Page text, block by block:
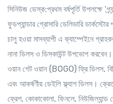
সিনিউজ ডেস্ক:প্রথম বর্ষপূর্তি উপলক্ষে
ফুডপ্যান্ডার গ্রোসারি ডেলিভারি ডার্কস্টোর
চালু হওয়া মাসব্যাপী এ ক্যাম্পেইনে
নানা ডিলস ও ডিসকাউন্ট উপভোগ
ওয়ান গেট ওয়ান (BOGO) ফ্রি ডিলস,
এবং আকর্ষণীয় ডেইলি ফ্ল্যাশ ডিলস।
ফ্রেশ, কোকাকোলা, ফিনলে, নিউজিল্যান্ড